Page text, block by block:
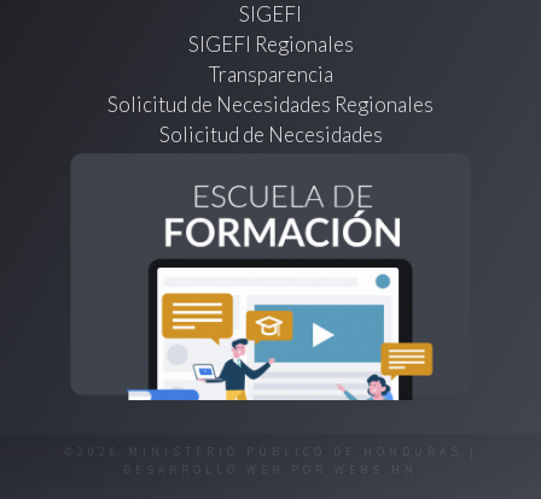
SIGEFI
SIGEFI Regionales
Transparencia
Solicitud de Necesidades Regionales
Solicitud de Necesidades
©2026 MINISTERIO PÚBLICO DE HONDURAS |
DESARROLLO WEB POR
WEBS.HN